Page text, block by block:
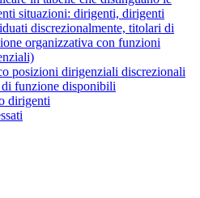
situazioni: dirigenti, dirigenti
discrezionalmente, titolari di
organizzativa con funzioni
posizioni dirigenziali discrezionali
di funzione disponibili
dirigenti